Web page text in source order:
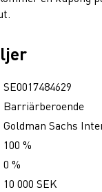
SE0017484629
Barriärberoende
Goldman Sachs
100 %
0 %
10 000 SEK